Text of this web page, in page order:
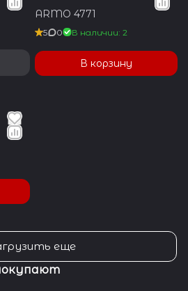
ARMO 4771
5 0 В наличии: 2
В корзину
еще